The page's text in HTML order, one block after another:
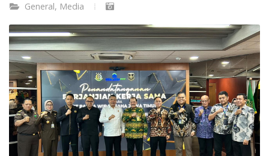
General, Media